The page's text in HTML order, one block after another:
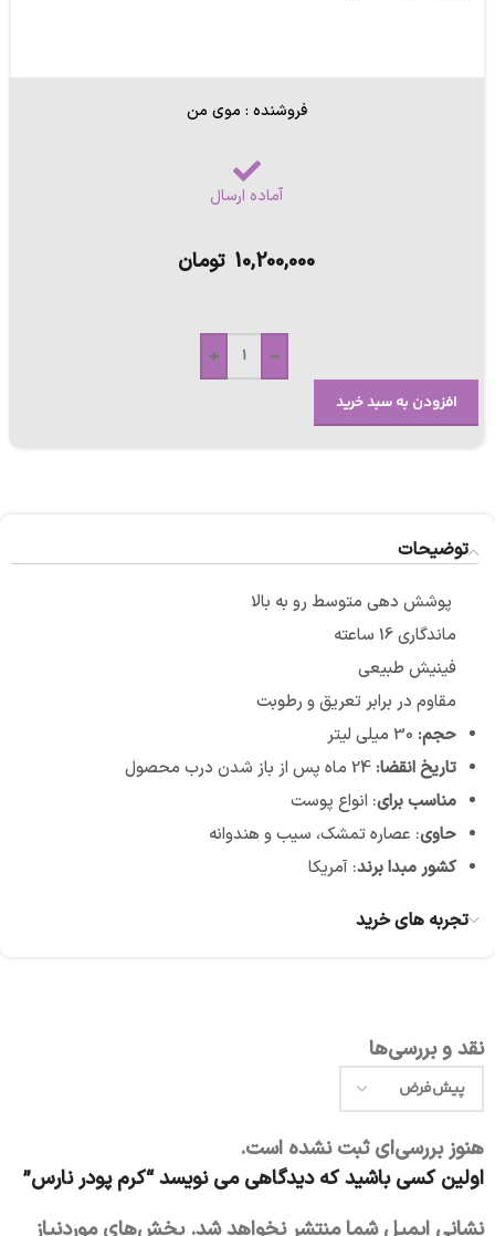
فروشنده : موی من
آماده ارسال
10,200,000 تومان
-
+
افزودن به سبد خرید
توضیحات
پوشش دهی متوسط رو به بالا
ماندگاری 16 ساعته
فینیش طبیعی
مقاوم در برابر تعریق و رطوبت
حجم:
تاریخ انقضا:
مناسب برای: انواع پوست
حاوی: عصاره تمشک، سیب و هندوانه
کشور مبدا برند: آمریکا
تجربه های خرید
نقد و بررسی‌ها
هنوز بررسی‌ای ثبت نشده است.
اولین کسی باشید که دیدگاهی می نویسد “کرم پودر نارس”
نشانی ایمیل شما منتشر نخواهد شد. بخش‌های موردنیاز